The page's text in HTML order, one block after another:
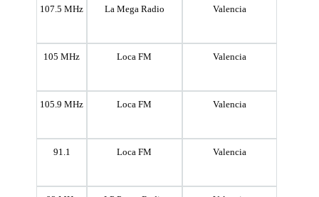
107.5 MHz La Mega Radio Valencia
105 MHz Loca FM Valencia
105.9 MHz Loca FM Valencia
91.1 Loca FM Valencia